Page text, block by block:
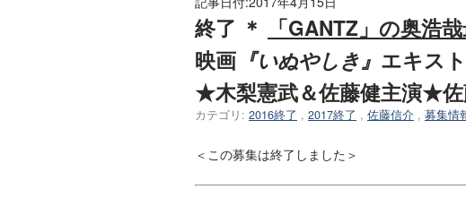
終了 ＊ 「GANTZ」の奥浩
映画 『いぬやしき』 エキス
★木梨憲武＆佐藤健主演★佐
カテゴリ: 2016終了 , 2017終了 , 佐藤信介 , 募集情
＜この募集は終了しました＞